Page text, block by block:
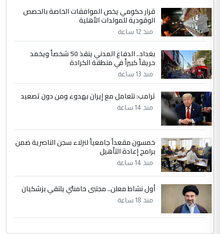
الموضوع :
السعودية توافق على الاستمرار في
إعطاء 100 منحة دراسية للطلبة العراقيين في
جامعاتها سنويا
قرار حكومي يخص الموافقات الخاصة بالحصص
الوقودية للمولدات الأهلية
منذ 12 ساعة
بغداد.. الدفاع المدني ينقذ 50 شخصاً ويخمد
حريقاً كبيراً في منطقة الكرادة
منذ 13 ساعة
ترامب: نتعامل مع إيران بهدوء ومن دون تصعيد
منذ 14 ساعة
خمسون مقعداً جامعياً لنزلاء سجن الناصرية ضمن
برامج إعادة التأهيل
منذ 14 ساعة
أول نشاط معلن.. مجتبى خامنئي يلتقي بزشكيان
منذ 18 ساعة